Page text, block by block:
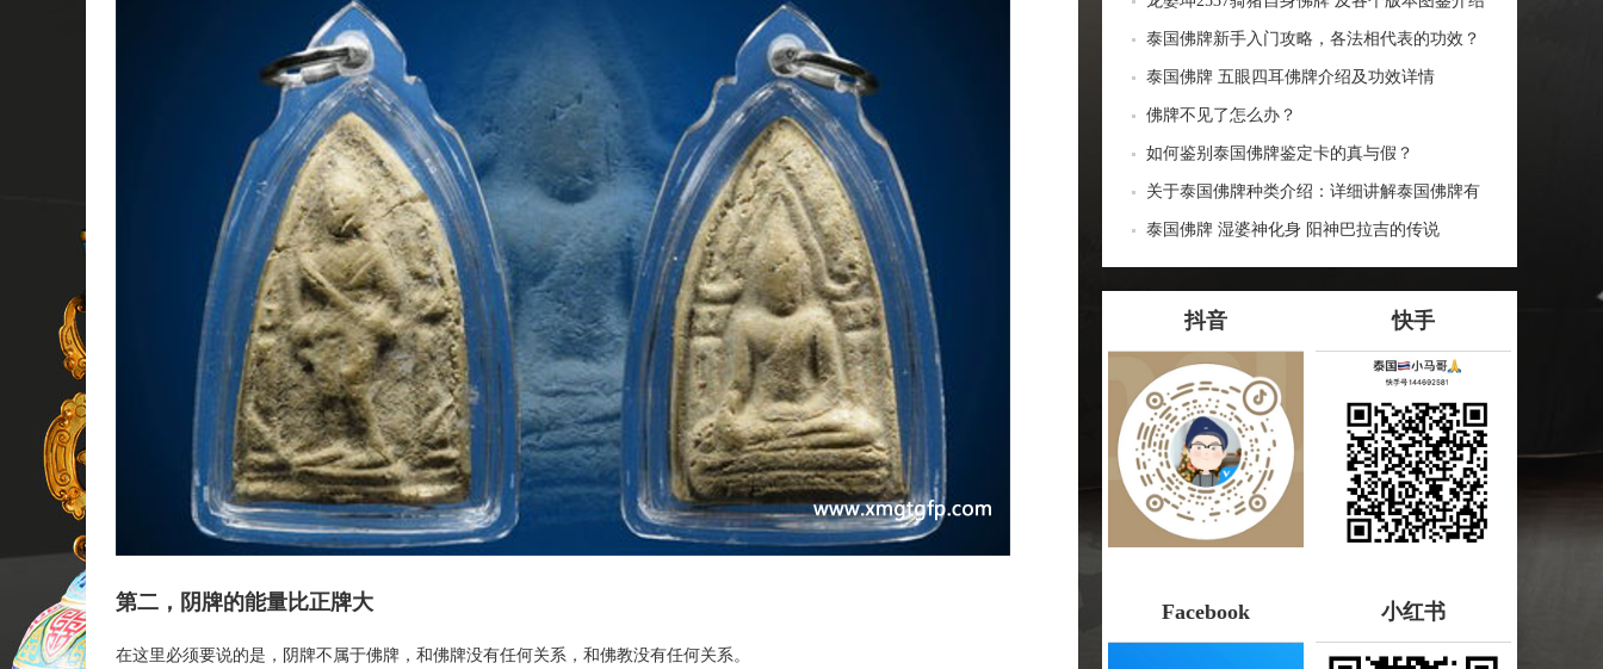
第二，阴牌的能量比正牌大
在这里必须要说的是，阴牌不属于佛牌，和佛牌没有任何关系，和佛教没有任何关系。
泰国佛牌新手入门攻略，各法相代表的功效？
泰国佛牌 五眼四耳佛牌介绍及功效详情
佛牌不见了怎么办？
如何鉴别泰国佛牌鉴定卡的真与假？
关于泰国佛牌种类介绍：详细讲解泰国佛牌有
哪些种类！
泰国佛牌 湿婆神化身 阳神巴拉吉的传说
抖音 快手
Facebook 小红书